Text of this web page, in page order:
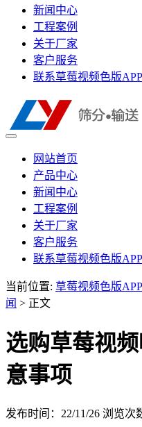
新闻中心
工程案例
关于厂家
客户服务
联系草莓视频色版APP
网站首页
产品中心
新闻中心
工程案例
关于厂家
客户服务
联系草莓视频色版APP
当前位置: 草莓视频色版
闻 > 正文
选购草莓视
意事项
发布时间：22/11/26 浏览次